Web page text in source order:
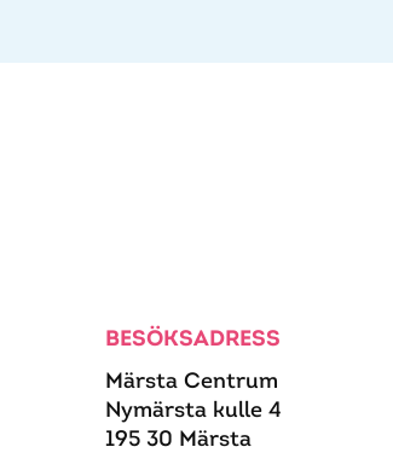
BESÖKSADRESS
Märsta Centrum
Nymärsta kulle 4
195 30 Märsta